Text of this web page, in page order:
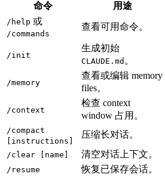
命令 用途
/help 或
/commands
查看可用命令。
/init
生成初始
CLAUDE.md 。
/memory
查看或编辑 memory
files。
/context
检查 context
window 占用。
/compact
[instructions]
压缩长对话。
/clear [name] 清空对话上下文。
/resume 恢复已保存会话。